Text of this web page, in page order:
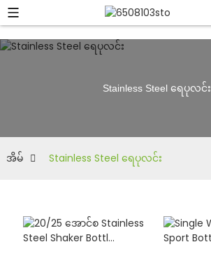
Stainless Steel ရေပုလင်း
အိမ် Stainless Steel ရေပုလင်း